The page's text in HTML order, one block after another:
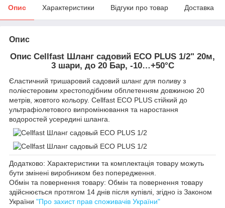
Опис Характеристики Відгуки про товар Доставка
Опис
Опис Cellfast Шланг садовий ECO PLUS 1/2" 20м,
3 шари, до 20 Бар, -10…+50°C
Єластичний тришаровий садовий шланг для поливу з
поліестеровим хрестоподібним обплетенням довжиною 20
метрів, жовтого кольору. Cellfast ECO PLUS стійкий до
ультрафіолетового випромінювання та наростання
водоростей усередині шланга.
Додатково: Характеристики та комплектація товару можуть
бути змінені виробником без попередження.
Обмін та повернення товару: Обмін та повернення товару
здійснюється протягом 14 днів після купівлі, згідно із Законом
України "Про захист прав споживачів України"